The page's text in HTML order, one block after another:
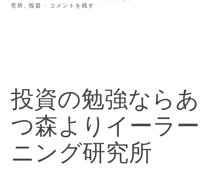
究所
,投資 · コメントを残す
投資の勉強ならあ
つ森よりイーラー
ニング研究所